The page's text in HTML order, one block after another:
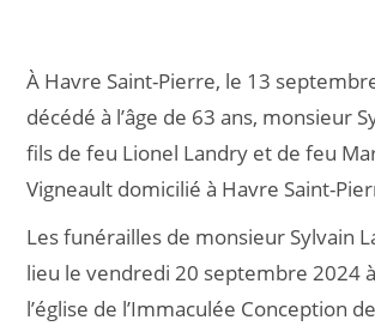
À Havre Saint-Pierre, le 13
décédé à l’âge de 63 ans, monsieur
fils de feu Lionel Landry et de feu
Vigneault domicilié à Havre Saint-
Les funérailles de monsieur Sylvain
lieu le vendredi 20 septembre 2024
l’église de l’Immaculée Conception